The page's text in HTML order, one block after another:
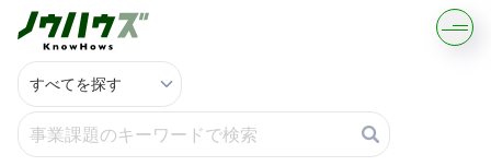
記事・コラムを読む